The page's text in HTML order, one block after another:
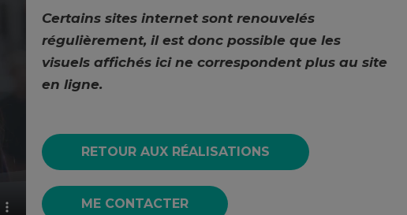
Certains sites internet sont renouvelés
régulièrement, il est donc possible que les
visuels affichés ici ne correspondent plus au site
en ligne.
RETOUR AUX RÉALISATIONS
ME CONTACTER